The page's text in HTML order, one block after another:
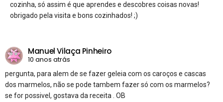
cozinha, só assim é que aprendes e descobres coisas novas!
obrigado pela visita e bons cozinhados! ;)
Manuel Vilaça Pinheiro
10 anos atrás
pergunta, para alem de se fazer geleia com os caroços e cascas
dos marmelos, não se pode tambem fazer só com os marmelos?
se for possivel, gostava da receita . OB